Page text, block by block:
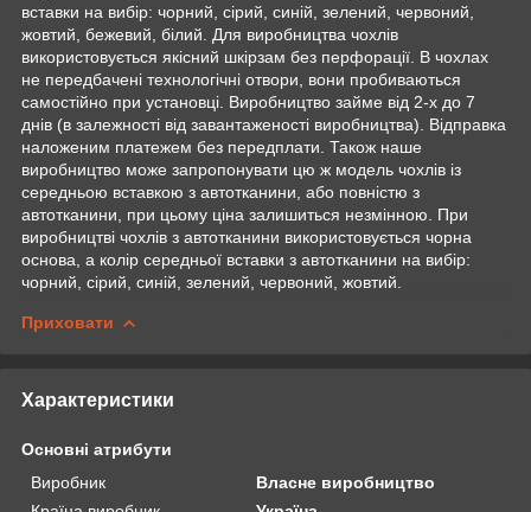
вставки на вибір: чорний, сірий, синій, зелений, червоний,
жовтий, бежевий, білий. Для виробництва чохлів
використовується якісний шкірзам без перфорації. В чохлах
не передбачені технологічні отвори, вони пробиваються
самостійно при установці. Виробництво займе від 2-х до 7
днів (в залежності від завантаженості виробництва). Відправка
наложеним платежем без передплати. Також наше
виробництво може запропонувати цю ж модель чохлів із
середньою вставкою з автотканини, або повністю з
автотканини, при цьому ціна залишиться незмінною. При
виробництві чохлів з автотканини використовується чорна
основа, а колір середньої вставки з автотканини на вибір:
чорний, сірий, синій, зелений, червоний, жовтий.
Приховати
Характеристики
Основні атрибути
Виробник
Власне виробництво